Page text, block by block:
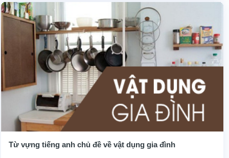
Từ vựng tiếng anh chủ đề về vật dụng gia đình